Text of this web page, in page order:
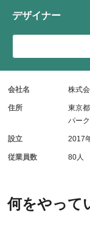
何をやって
デザイナー
会社名 株式
住所
東京
パー
設立 2017
従業員数 80人